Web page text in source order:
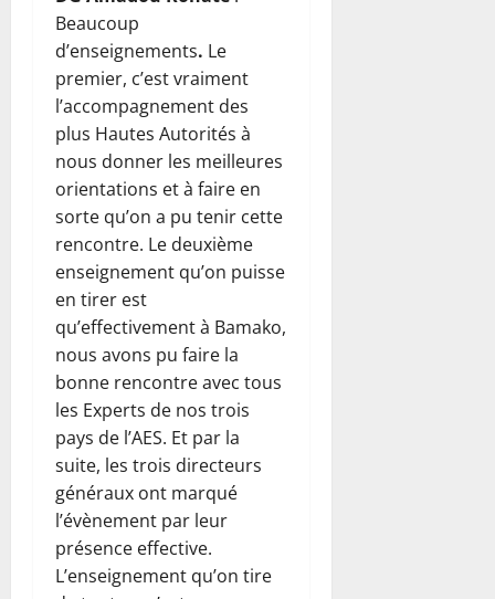
Beaucoup
d’enseignements. Le
premier, c’est vraiment
l’accompagnement des
plus Hautes Autorités à
nous donner les meilleures
orientations et à faire en
sorte qu’on a pu tenir cette
rencontre. Le deuxième
enseignement qu’on puisse
en tirer est
qu’effectivement à Bamako,
nous avons pu faire la
bonne rencontre avec tous
les Experts de nos trois
pays de l’AES. Et par la
suite, les trois directeurs
généraux ont marqué
l’évènement par leur
présence effective.
L’enseignement qu’on tire